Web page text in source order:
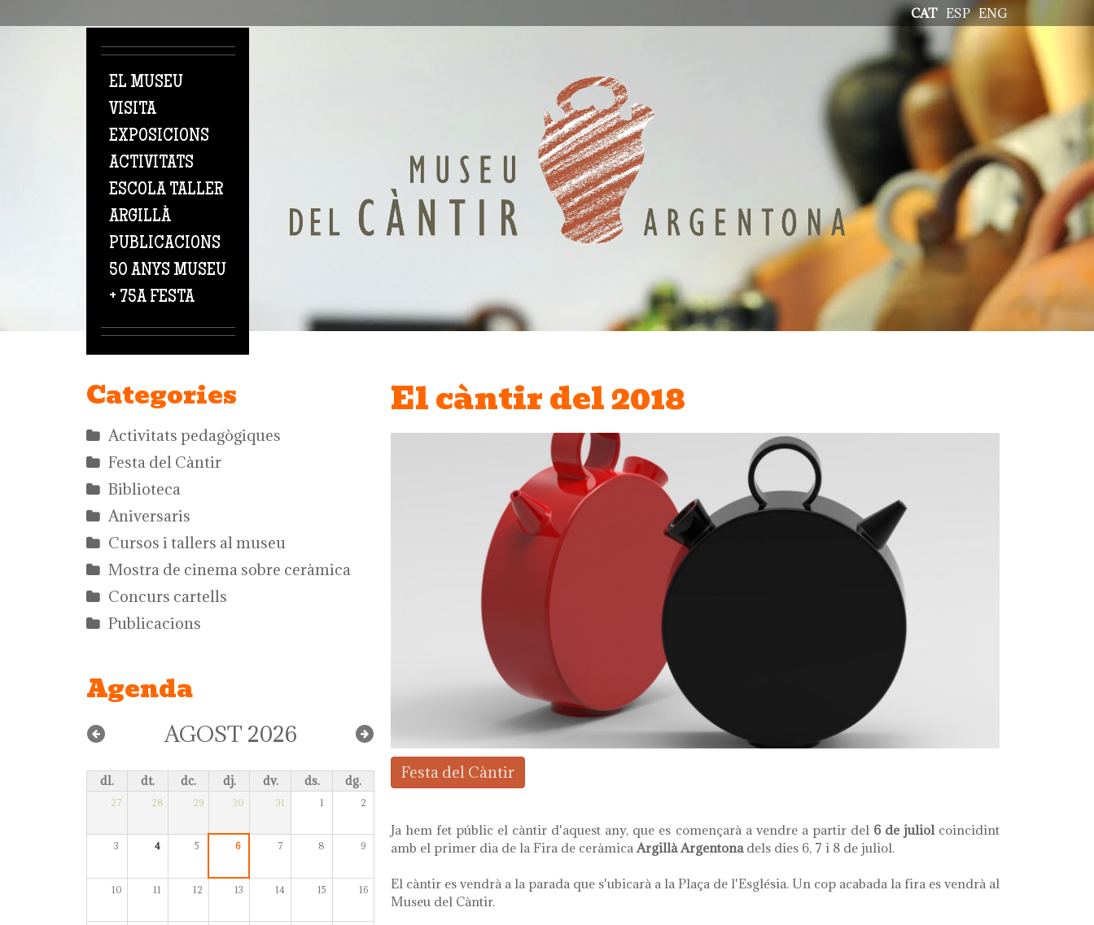
ENG
ESP
CAT
EL MUSEU
VISITA
EXPOSICIONS
ACTIVITATS
ESCOLA TALLER
ARGILLÀ
PUBLICACIONS
50 ANYS MUSEU
+ 75A FESTA
Categories
Activitats pedagògiques
Festa del Càntir
Biblioteca
Aniversaris
Cursos i tallers al museu
Mostra de cinema sobre ceràmica
Concurs cartells
Publicacions
Agenda
AGOST 2026
dl. dt. dc. dj. dv. ds. dg.
27 28 29 30 31 1 2
3 4 5 6 7 8 9
10 11 12 13 14 15 16
El càntir del 2018
Festa del Càntir
Ja hem fet públic el càntir d'aquest any, que es començarà a vendre a partir del 6 de juliolcoincidint
amb el primer dia de la Fira de ceràmica Argillà Argentonadels dies 6, 7 i 8 de juliol.
El càntir es vendrà a la parada que s'ubicarà a la Plaça de l'Església. Un cop acabada la fira es vendrà al
Museu del Càntir.